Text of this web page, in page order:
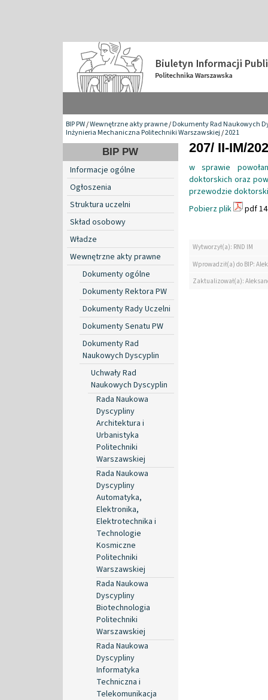
BIP PW/Wewnętrzne akty prawne/Dokumenty Rad Naukowych
Inżynieria Mechaniczna Politechniki Warszawskiej/2021
BIP PW
Informacje ogólne
Ogłoszenia
Struktura uczelni
Skład osobowy
Władze
Wewnętrzne akty prawne
Dokumenty ogólne
Dokumenty Rektora PW
Dokumenty Rady Uczelni
Dokumenty Senatu PW
Dokumenty Rad
Naukowych Dyscyplin
Uchwały Rad
Naukowych Dyscyplin
Rada Naukowa
Dyscypliny
Architektura i
Urbanistyka
Politechniki
Warszawskiej
Rada Naukowa
Dyscypliny
Automatyka,
Elektronika,
Elektrotechnika i
Technologie
Kosmiczne
Politechniki
Warszawskiej
Rada Naukowa
Dyscypliny
Biotechnologia
Politechniki
Warszawskiej
Rada Naukowa
Dyscypliny
Informatyka
Techniczna i
Telekomunikacja
207/ II-IM/
w sprawie
doktorskich oraz
przewodzie
Pobierz plik
pdf
Wytworzył(a): RND IM
Wprowadził(a) do BIP:
Zaktualizował(a):